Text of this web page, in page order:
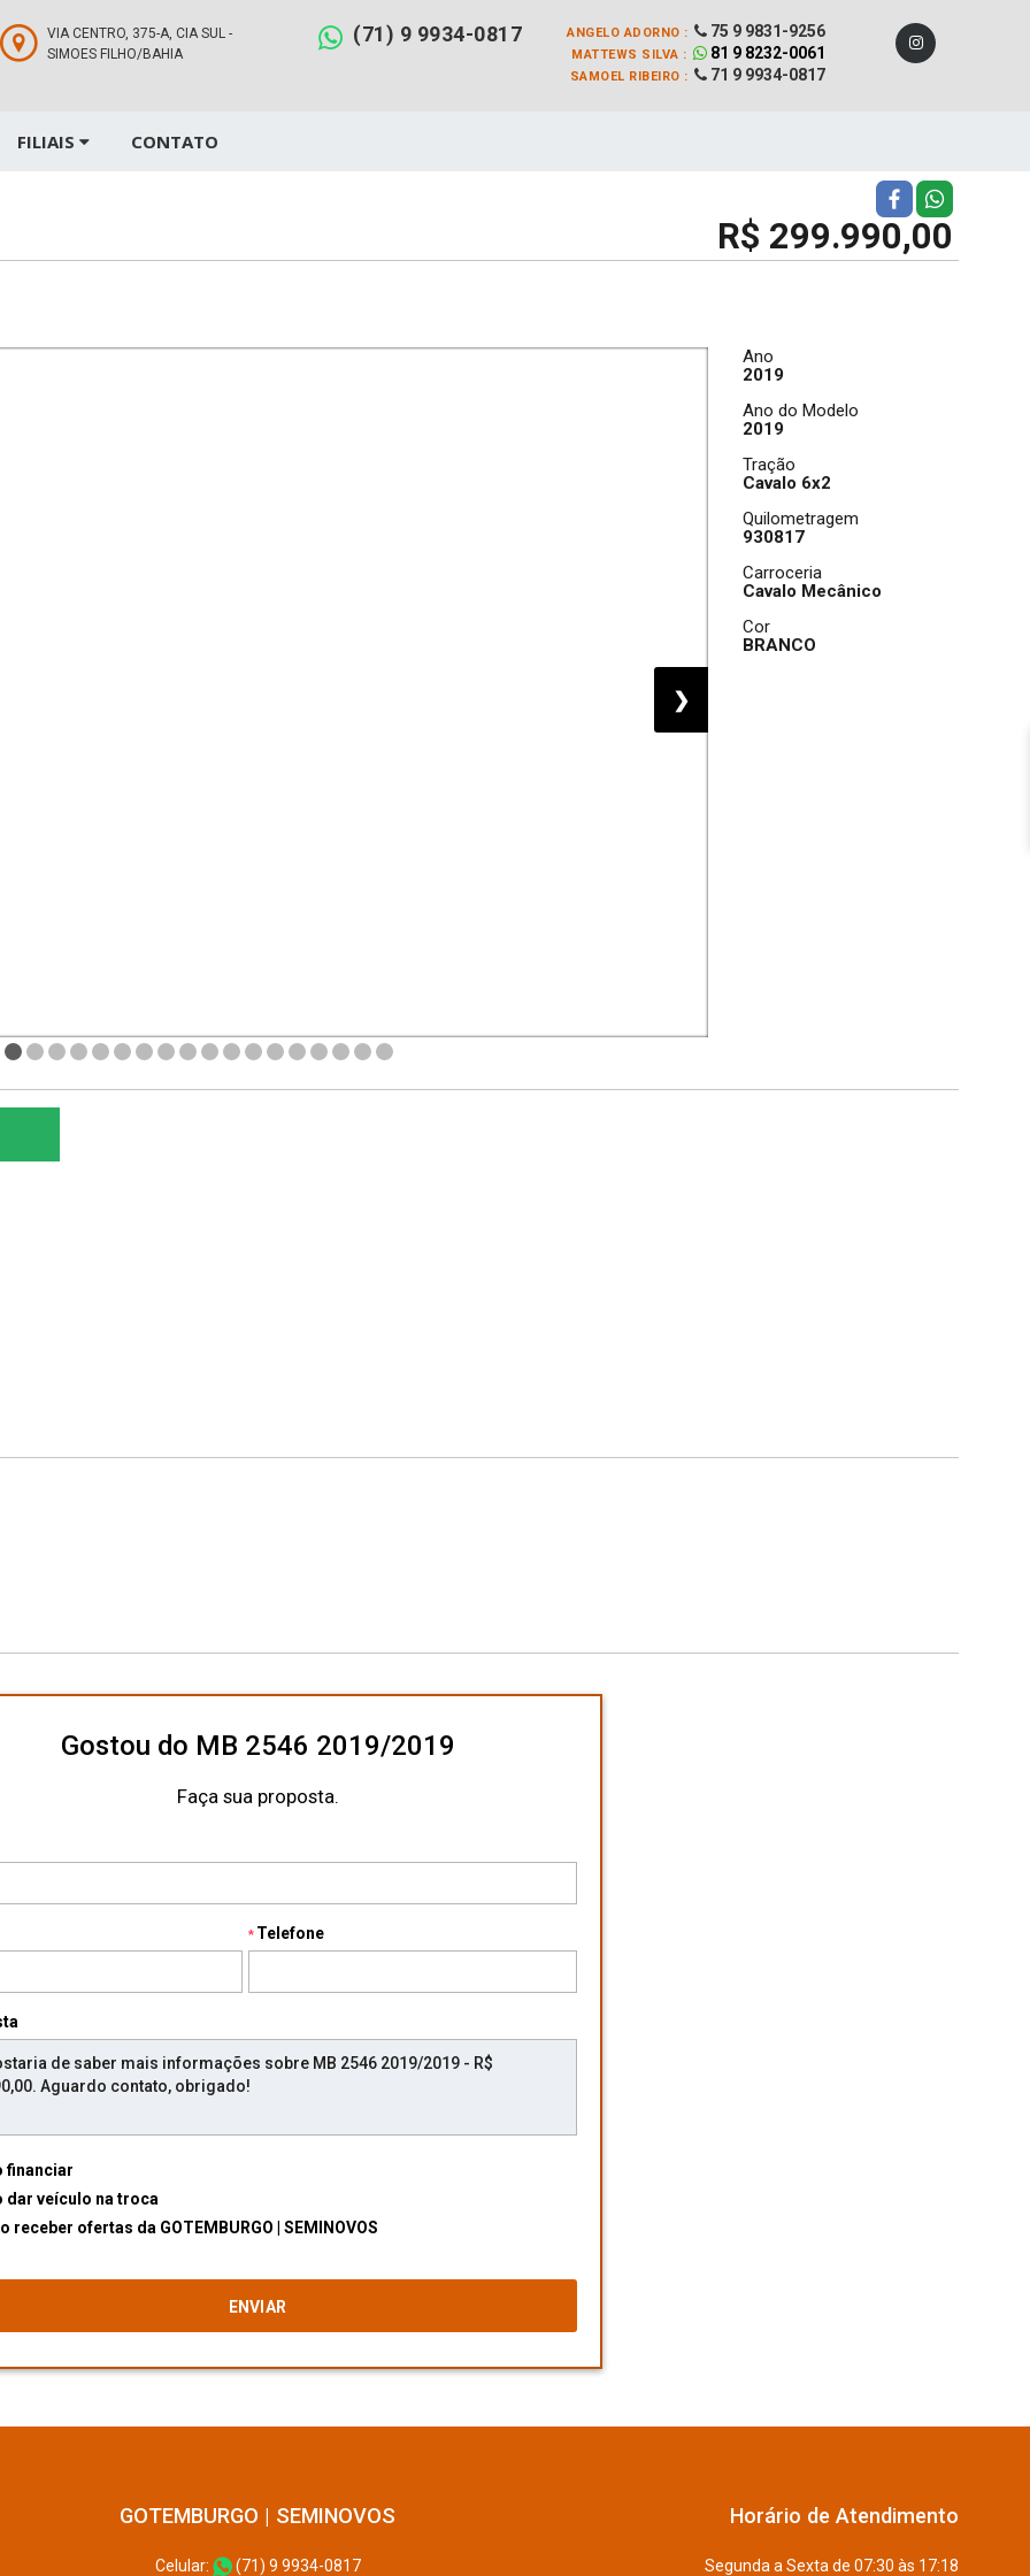
ANGELO ADORNO : 75 9 9831-9256
MATTEWS SILVA : 81 9 8232-0061
SAMOEL RIBEIRO : 71 9 9934-0817
(71) 9 9934-0817
VIA CENTRO, 375-A, CIA SUL -
SIMOES FILHO/BAHIA
FILIAIS CONTATO
R$ 299.990,00
❯
Ano
2019
Ano do Modelo
2019
Tração
Cavalo 6x2
Quilometragem
930817
Carroceria
Cavalo Mecânico
Cor
BRANCO
Gostou do MB 2546 2019/2019
Faça sua proposta.
Telefone
financiar
dar veículo na troca
Desejo receber ofertas da GOTEMBURGO | SEMINOVOS
GOTEMBURGO | SEMINOVOS
Celular: (71) 9 9934-0817
Horário de Atendimento
Segunda a Sexta de 07:30 às 17:18